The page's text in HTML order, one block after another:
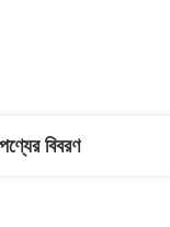
পণ্যের বিবরণ